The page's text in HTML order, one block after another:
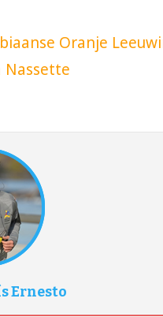
Oranje
Nassette
Ernesto